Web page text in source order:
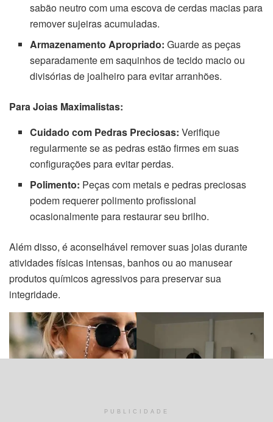
sabão neutro com uma escova de cerdas macias para
remover sujeiras acumuladas.
Armazenamento Apropriado: Guarde as peças
separadamente em saquinhos de tecido macio ou
divisórias de joalheiro para evitar arranhões.
Para Joias Maximalistas:
Cuidado com Pedras Preciosas: Verifique
regularmente se as pedras estão firmes em suas
configurações para evitar perdas.
Polimento: Peças com metais e pedras preciosas
podem requerer polimento profissional
ocasionalmente para restaurar seu brilho.
Além disso, é aconselhável remover suas joias durante
atividades físicas intensas, banhos ou ao manusear
produtos químicos agressivos para preservar sua
integridade.
PUBLICIDADE